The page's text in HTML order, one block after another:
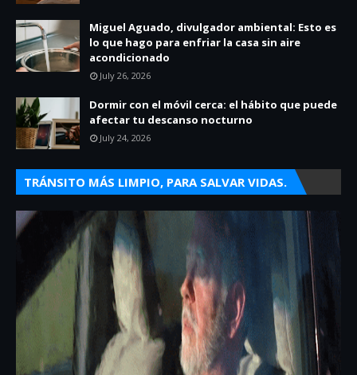
Miguel Aguado, divulgador ambiental: Esto es
lo que hago para enfriar la casa sin aire
acondicionado
July 26, 2026
Dormir con el móvil cerca: el hábito que puede
afectar tu descanso nocturno
July 24, 2026
TRÁNSITO MÁS LIMPIO, PARA SALVAR VIDAS.